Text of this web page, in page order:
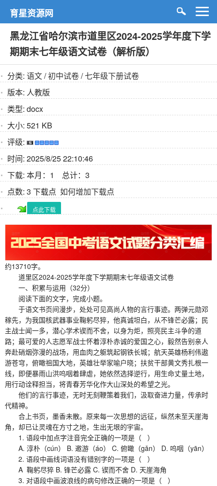
育星资源网
黑龙江省哈尔滨市道里区2024-2025学年度下学
期期末七年级语文试卷（解析版）
分类: 语文/初中试卷/七年级下册试卷
版本: 人教版
类型: docx
大小: 521 KB
评级:
时间: 2025/8/25 22:10:46
下载: 本月：1 总计：3
点数: 3 下载点 如何增加下载点
点此下载
约13710字。
道里区2024-2025学年度下学期期末七年级语文试卷
一、积累与运用（32分）
阅读下面的文字，完成小题。
于语文书页间漫步，处处可见高尚人物的言行事迹。两弹元勋邓
稼先，为我国核武器事业鞠躬尽猝，他真诚坦白，从不锋芒必露；民
主战士闻一多，潜心学术锲而不舍，以身为炬，照亮民主斗争的道
路；最可爱的人志愿军战士怀着淳朴赤诚的爱国之心，毅然告别亲人
奔赴硝烟弥漫的战场，用血肉之躯筑起钢铁长城；航天英雄杨利伟遨
游苍穹，俯瞰祖国大地，英雄壮举家喻户晓；扶贫干部黄文秀扎根一
线，即便暴雨山洪呜咽着肆虐，她依然选择逆行，用生命丈量土地，
用行动诠释担当，将青春芳华化作大山深处的希望之光。
他们的言行事迹，无时无刻鞭策着我们，汲取奋进力量，传承时
代精神。
合上书页，墨香未散。原来每一次思想的远征，纵然未至天崖海
角，却已让灵魂在方寸之地，生出无垠的宇宙。
1. 语段中加点字注音完全正确的一项是（ ）
A. 淳朴（cún） B. 邀游（áo） C. 俯瞰（gǎn） D. 呜咽（yān）
2. 语段中画线词语没有错别字的一项是（ ）
A 鞠躬尽猝 B. 锋芒必露 C. 锲而不舍 D. 天崖海角
3. 对语段中画波浪线的病句修改正确的一项是（ ）